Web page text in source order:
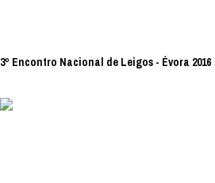
3º Encontro Nacional de Leigos - Évora 2016